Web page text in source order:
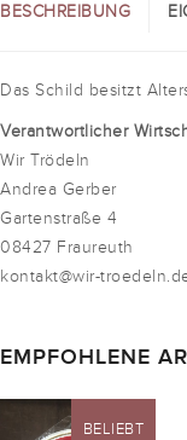
BESCHREIBUNG
Das Schild besitzt
Verantwortlicher
Wir Trödeln
Andrea Gerber
Gartenstraße 4
08427 Fraureuth
kontakt@wir-
EMPFOHLENE
BELIEBT